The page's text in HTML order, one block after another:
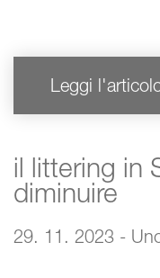
Leggi
il littering in
diminuire
29. 11. 2023 -